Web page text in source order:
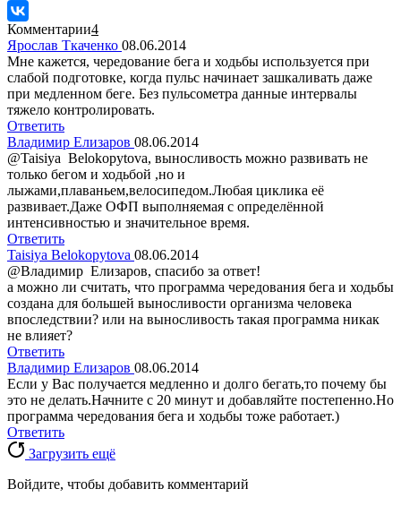
Комментарии4
Ярослав Ткаченко 08.06.2014
Мне кажется, чередование бега и ходьбы используется при
слабой подготовке, когда пульс начинает зашкаливать даже
при медленном беге. Без пульсометра данные интервалы
тяжело контролировать.
Ответить
Владимир Елизаров 08.06.2014
@Taisiya Belokopytova, выносливость можно развивать не
только бегом и ходьбой ,но и
лыжами,плаваньем,велосипедом.Любая циклика её
развивает.Даже ОФП выполняемая с определённой
интенсивностью и значительное время.
Ответить
Taisiya Belokopytova 08.06.2014
@Владимир Елизаров, спасибо за ответ!
а можно ли считать, что программа чередования бега и ходьбы
создана для большей выносливости организма человека
впоследствии? или на выносливость такая программа никак
не влияет?
Ответить
Владимир Елизаров 08.06.2014
Если у Вас получается медленно и долго бегать,то почему бы
это не делать.Начните с 20 минут и добавляйте постепенно.Но
программа чередования бега и ходьбы тоже работает.)
Ответить
Загрузить ещё
Войдите, чтобы добавить комментарий